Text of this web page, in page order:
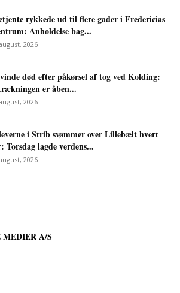
rykkede ud til flere gader i Fredericias
Anholdelse bag...
2026
død efter påkørsel af tog ved Kolding:
er åben...
2026
i Strib svømmer over Lillebælt hvert
Torsdag lagde verdens...
2026
A/S